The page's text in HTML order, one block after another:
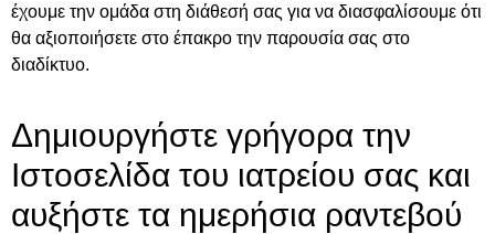
έχουμε την ομάδα στη διάθεσή σας για να διασφαλίσουμε ότι
θα αξιοποιήσετε στο έπακρο την παρουσία σας στο
διαδίκτυο.
Δημιουργήστε γρήγορα την
Ιστοσελίδα του ιατρείου σας και
αυξήστε τα ημερήσια ραντεβού